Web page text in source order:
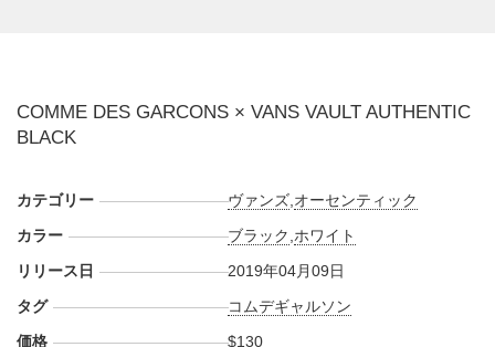
COMME DES GARCONS × VANS VAULT AUTHENTIC
BLACK
カテゴリー ヴァンズ オーセンティック
カラー
ブラック ホワイト
リリース日
2019年04月09日
タグ
コムデギャルソン
価格
$130